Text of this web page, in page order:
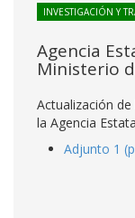
INVESTIGACIÓN Y
Agencia
Ministerio
Actualización
la Agencia
Adjunto 1